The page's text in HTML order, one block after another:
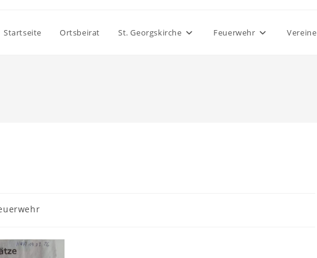
Startseite Ortsbeirat St. Georgskirche Feuerwehr Vereine